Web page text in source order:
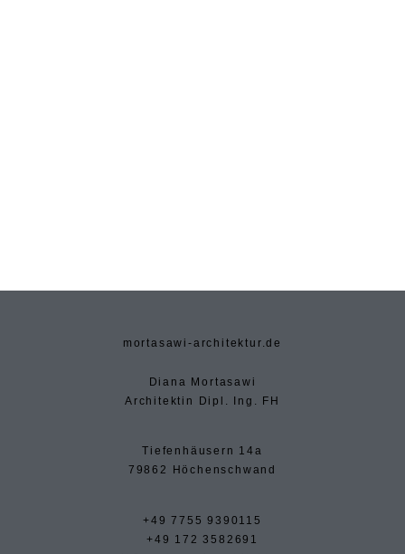
mortasawi-architektur.de
Diana Mortasawi
Architektin Dipl. Ing. FH
Tiefenhäusern 14a
79862 Höchenschwand
+49 7755 9390115
+49 172 3582691